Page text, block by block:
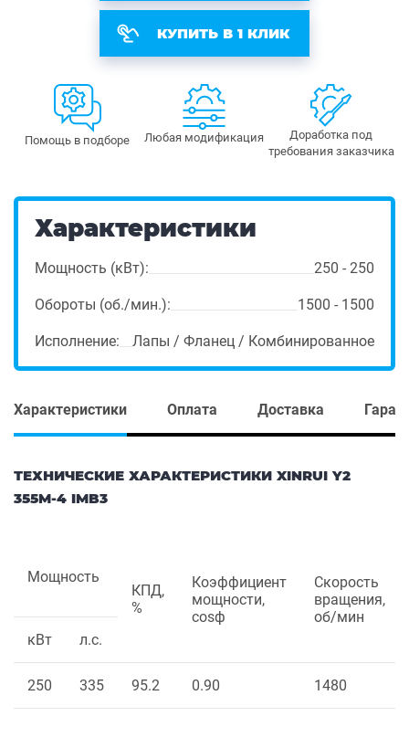
КУПИТЬ В 1 КЛИК
Помощь в подборе Любая модификация
Доработка под
требования заказчика
Характеристики
Мощность (кВт): 250 - 250
Обороты (об./мин.): 1500 - 1500
Исполнение: Лапы / Фланец / Комбинированное
Характеристики Оплата Доставка
ТЕХНИЧЕСКИЕ ХАРАКТЕРИСТИКИ XINRUI Y2
355M-4 IMB3
Мощность
КПД,
%
Коэффициент
мощности,
cosф
Скорость
вращения,
об/мин
кВт
л.с.
250 335 95.2 0.90 1480